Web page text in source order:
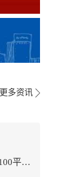
更多资讯
备不要